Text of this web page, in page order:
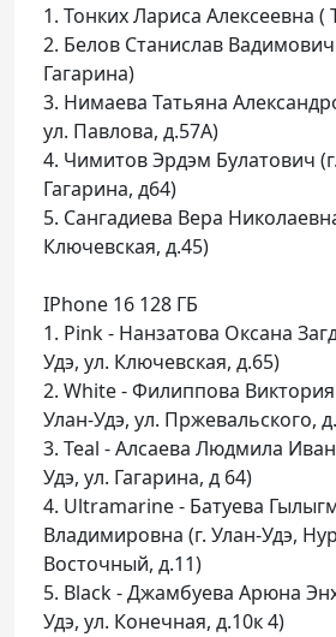
1. Тонких Лариса Алексеевна
2. Белов Станислав Вадимович
Гагарина)
3. Нимаева Татьяна
ул. Павлова, д.57А)
4. Чимитов Эрдэм Булатович
Гагарина, д64)
5. Сангадиева Вера
Ключевская, д.45)
IPhone 16 128 ГБ
1. Pink - Нанзатова Оксана
Удэ, ул. Ключевская, д.65)
2. White - Филиппова
Улан-Удэ, ул. Пржевальского,
3. Teal - Алсаева Людмила
Удэ, ул. Гагарина, д 64)
4. Ultramarine - Батуева
Владимировна (г. Улан-Удэ,
Восточный, д.11)
5. Black - Джамбуева Арюна
Удэ, ул. Конечная, д.10к 4)